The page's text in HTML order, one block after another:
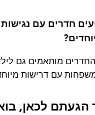
חדרים עם
מותאמים גם
עם דרישות
לכאן,